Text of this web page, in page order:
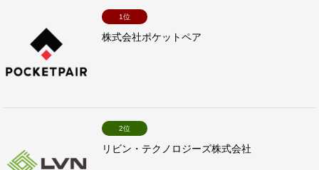
1位
株式会社ポケットペア
2位
リビン・テクノロジーズ株式会社